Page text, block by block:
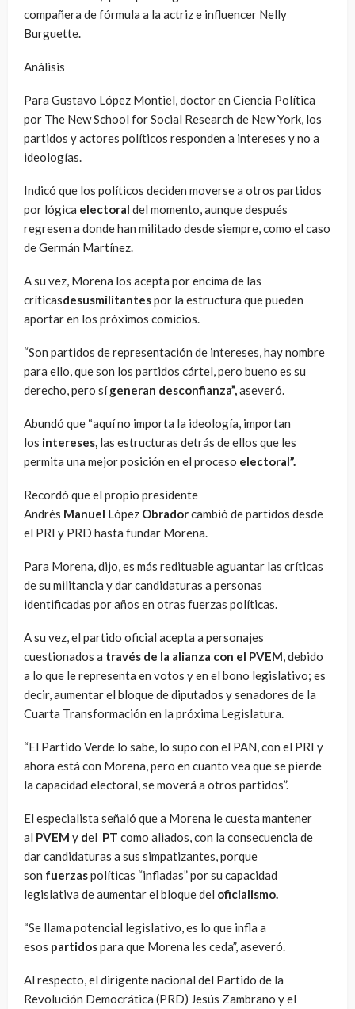
compañera de fórmula a la actriz e influencer Nelly
Burguette.
Análisis
Para Gustavo López Montiel, doctor en Ciencia Política
por The New School for Social Research de New York, los
partidos y actores políticos responden a intereses y no a
ideologías.
Indicó que los políticos deciden moverse a otros partidos
por lógica electoral del momento, aunque después
regresen a donde han militado desde siempre, como el caso
de Germán Martínez.
A su vez, Morena los acepta por encima de las
críticasdesusmilitantespor la estructura que pueden
aportar en los próximos comicios.
“Son partidos de representación de intereses, hay nombre
para ello, que son los partidos cártel, pero bueno es su
derecho, pero sígeneran desconfianza”,aseveró.
Abundó que “aquí no importa la ideología, importan
los intereses, las estructuras detrás de ellos que les
permita una mejor posición en el proceso electoral”.
Recordó que el propio presidente
Andrés Manuel López Obradorcambió de partidos desde
el PRI y PRD hasta fundar Morena.
Para Morena, dijo, es más redituable aguantar las críticas
de su militancia y dar candidaturas a personas
identificadas por años en otras fuerzas políticas.
A su vez, el partido oficial acepta a personajes
cuestionados a través de la alianza con el PVEM, debido
a lo que le representa en votos y en el bono legislativo; es
decir, aumentar el bloque de diputados y senadores de la
Cuarta Transformación en la próxima Legislatura.
“El Partido Verde lo sabe, lo supo con el PAN, con el PRI y
ahora está con Morena, pero en cuanto vea que se pierde
la capacidad electoral, se moverá a otros partidos”.
El especialista señaló que a Morena le cuesta mantener
al PVEM y del PT como aliados, con la consecuencia de
dar candidaturas a sus simpatizantes, porque
son fuerzaspolíticas “infladas” por su capacidad
legislativa de aumentar el bloque del oficialismo.
“Se llama potencial legislativo, es lo que infla a
esos partidospara que Morena les ceda”, aseveró.
Al respecto, el dirigente nacional del Partido de la
Revolución Democrática (PRD) Jesús Zambrano y el